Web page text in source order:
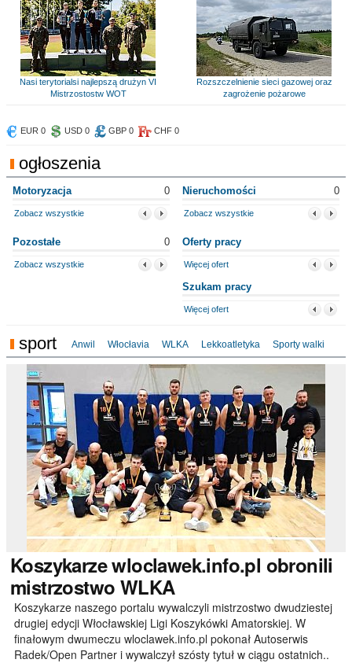
Nasi terytorialsi najlepszą drużyn VI
Mistrzostostw WOT
Rozszczelnienie sieci gazowej oraz
zagrożenie pożarowe
EUR 0 USD 0 GBP 0 CHF 0
ogłoszenia
Motoryzacja 0
Zobacz wszystkie
Nieruchomości 0
Zobacz wszystkie
Pozostałe 0
Zobacz wszystkie
Oferty pracy
Więcej ofert
Szukam pracy
Więcej ofert
sport Anwil Włocłavia WLKA Lekkoatletyka Sporty walki
Koszykarzewloclawek.info.pl obronili
mistrzostwo WLKA
Koszykarze naszego portalu wywalczyli mistrzostwo dwudziestej
drugiej edycji Włocławskiej Ligi Koszykówki Amatorskiej. W
finałowym dwumeczu wloclawek.info.pl pokonał Autoserwis
Radek/Open Partner i wywalczył szósty tytuł w ciągu ostatnich..